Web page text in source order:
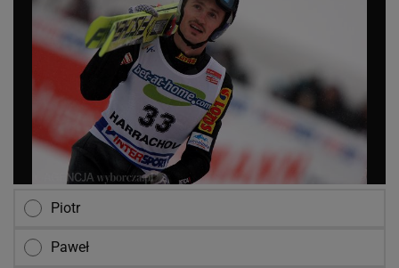
Piotr
Paweł